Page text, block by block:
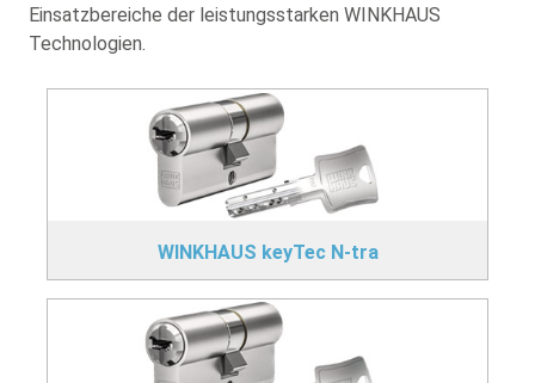
Einsatzbereiche der leistungsstarken WINKHAUS
Technologien.
WINKHAUS keyTec N-tra